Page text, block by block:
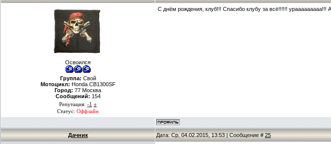
Освоился
Группа: Свой
Мотоцикл: Honda CB1300SF
Город: 77 Москва
Сообщений: 154
Репутация: -1 ±
Статус: Оффлайн
С днём рождения, клуб!!! Спасибо клубу за всё!!!!!! урааааааааа!!! А
Дачник Дата: Ср, 04.02.2015, 13:53 | Сообщение # 25